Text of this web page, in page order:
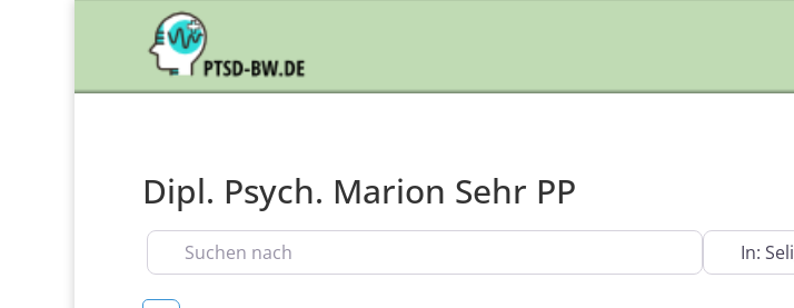
Dipl. Psych. Marion Sehr PP
Suchen nach
In der Nähe